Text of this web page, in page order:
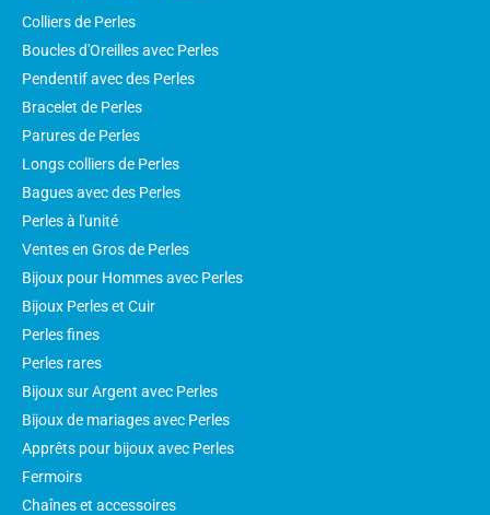
Colliers de Perles
Boucles d'Oreilles avec Perles
Pendentif avec des Perles
Bracelet de Perles
Parures de Perles
Longs colliers de Perles
Bagues avec des Perles
Perles à l'unité
Ventes en Gros de Perles
Bijoux pour Hommes avec Perles
Bijoux Perles et Cuir
Perles fines
Perles rares
Bijoux sur Argent avec Perles
Bijoux de mariages avec Perles
Apprêts pour bijoux avec Perles
Fermoirs
Chaînes et accessoires